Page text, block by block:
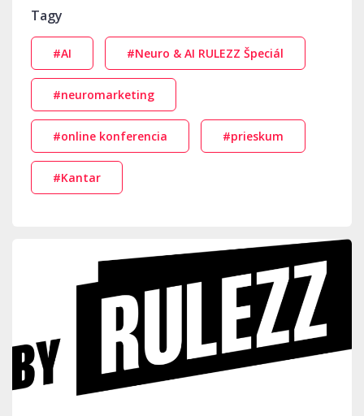
Tagy
#AI #Neuro & AI RULEZZ Špeciál
#neuromarketing
#online konferencia #prieskum
#Kantar